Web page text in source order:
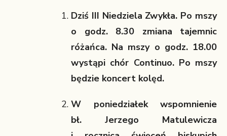
Dziś III Niedziela Zwykła. Po mszy
o godz. 8.30 zmiana tajemnic
różańca. Na mszy o godz. 18.00
wystąpi chór Continuo. Po mszy
będzie koncert kolęd.
W poniedziałek wspomnienie
bł. Jerzego Matulewicza